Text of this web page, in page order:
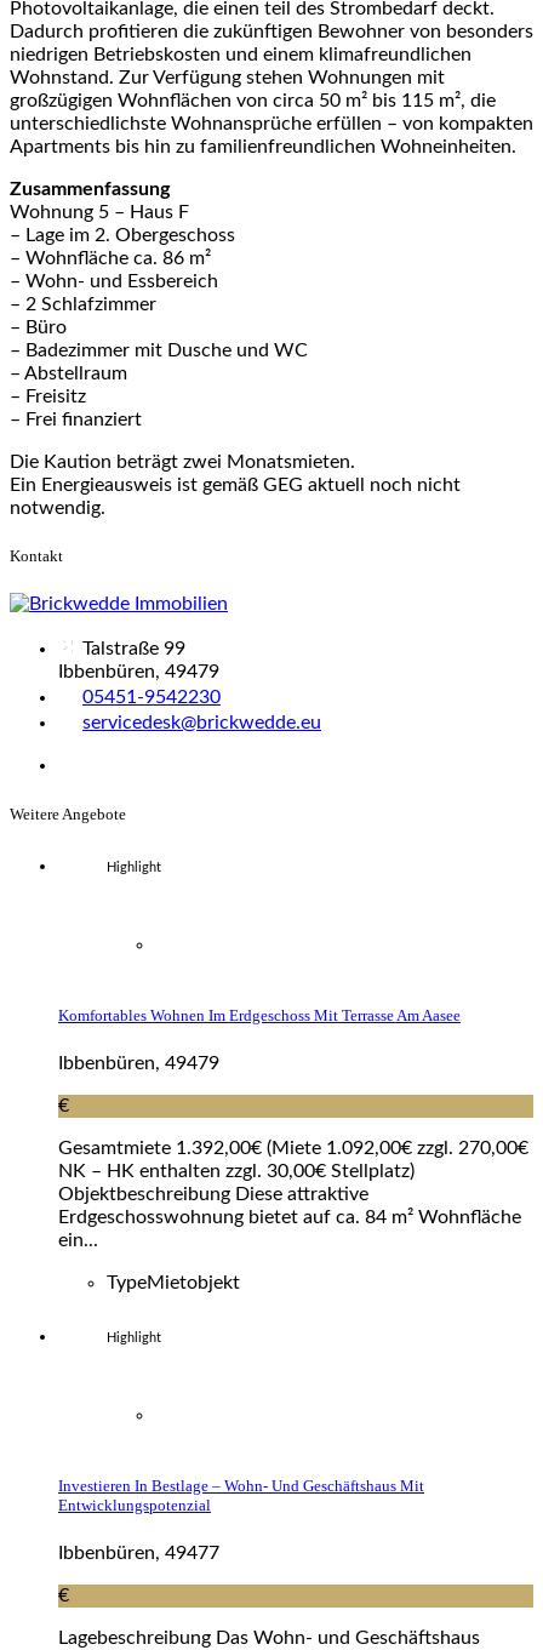
Photovoltaikanlage, die einen teil des Strombedarf deckt.
Dadurch profitieren die zukünftigen Bewohner von besonders
niedrigen Betriebskosten und einem klimafreundlichen
Wohnstand. Zur Verfügung stehen Wohnungen mit
großzügigen Wohnflächen von circa 50 m² bis 115 m², die
unterschiedlichste Wohnansprüche erfüllen – von kompakten
Apartments bis hin zu familienfreundlichen Wohneinheiten.
Zusammenfassung
Wohnung 5 – Haus F
– Lage im 2. Obergeschoss
– Wohnfläche ca. 86 m²
– Wohn- und Essbereich
– 2 Schlafzimmer
– Büro
– Badezimmer mit Dusche und WC
– Abstellraum
– Freisitz
– Frei finanziert
Die Kaution beträgt zwei Monatsmieten.
Ein Energieausweis ist gemäß GEG aktuell noch nicht
notwendig.
Kontakt
Talstraße 99
Ibbenbüren, 49479
05451-9542230
servicedesk@brickwedde.eu
Weitere Angebote
Highlight
Komfortables Wohnen Im Erdgeschoss Mit Terrasse Am Aasee
Ibbenbüren, 49479
€
Gesamtmiete 1.392,00€ (Miete 1.092,00€ zzgl. 270,00€
NK – HK enthalten zzgl. 30,00€ Stellplatz)
Objektbeschreibung Diese attraktive
Erdgeschosswohnung bietet auf ca. 84 m² Wohnfläche
ein...
TypeMietobjekt
Highlight
Investieren In Bestlage – Wohn- Und Geschäftshaus Mit
Entwicklungspotenzial
Ibbenbüren, 49477
€
Lagebeschreibung Das Wohn- und Geschäftshaus